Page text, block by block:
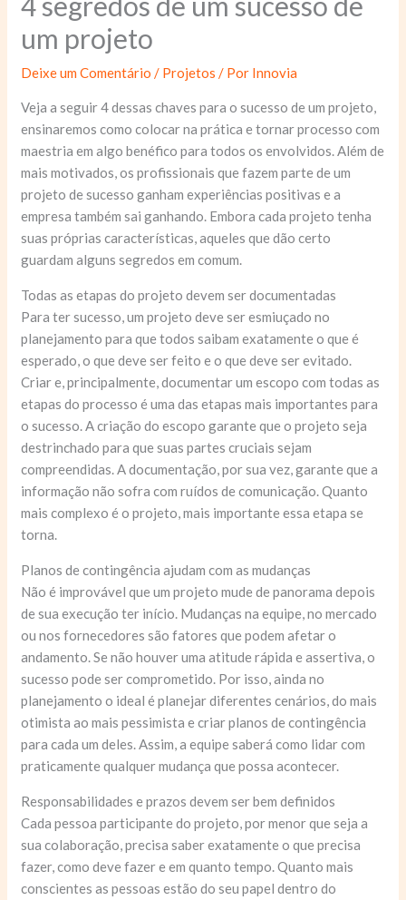
um projeto
Deixe um Comentário / Projetos / Por Innovia
Veja a seguir 4 dessas chaves para o sucesso de um projeto,
ensinaremos como colocar na prática e tornar processo com
maestria em algo benéfico para todos os envolvidos. Além de
mais motivados, os profissionais que fazem parte de um
projeto de sucesso ganham experiências positivas e a
empresa também sai ganhando. Embora cada projeto tenha
suas próprias características, aqueles que dão certo
guardam alguns segredos em comum.
Todas as etapas do projeto devem ser documentadas
Para ter sucesso, um projeto deve ser esmiuçado no
planejamento para que todos saibam exatamente o que é
esperado, o que deve ser feito e o que deve ser evitado.
Criar e, principalmente, documentar um escopo com todas as
etapas do processo é uma das etapas mais importantes para
o sucesso. A criação do escopo garante que o projeto seja
destrinchado para que suas partes cruciais sejam
compreendidas. A documentação, por sua vez, garante que a
informação não sofra com ruídos de comunicação. Quanto
mais complexo é o projeto, mais importante essa etapa se
torna.
Planos de contingência ajudam com as mudanças
Não é improvável que um projeto mude de panorama depois
de sua execução ter início. Mudanças na equipe, no mercado
ou nos fornecedores são fatores que podem afetar o
andamento. Se não houver uma atitude rápida e assertiva, o
sucesso pode ser comprometido. Por isso, ainda no
planejamento o ideal é planejar diferentes cenários, do mais
otimista ao mais pessimista e criar planos de contingência
para cada um deles. Assim, a equipe saberá como lidar com
praticamente qualquer mudança que possa acontecer.
Responsabilidades e prazos devem ser bem definidos
Cada pessoa participante do projeto, por menor que seja a
sua colaboração, precisa saber exatamente o que precisa
fazer, como deve fazer e em quanto tempo. Quanto mais
conscientes as pessoas estão do seu papel dentro do